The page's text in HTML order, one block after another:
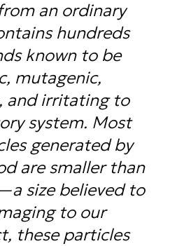
an ordinary
hundreds
known to be
mutagenic,
and irritating to
system. Most
generated by
are smaller than
size believed to
to our
these particles